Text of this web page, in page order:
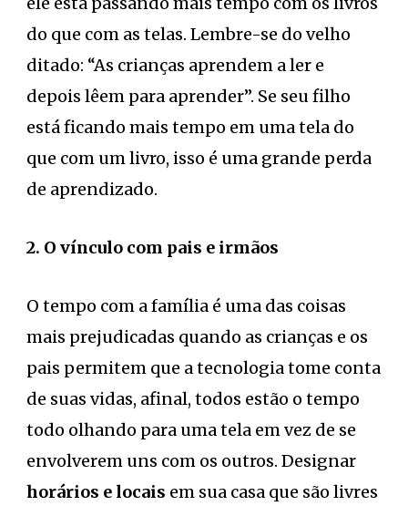
do que com as telas. Lembre-se do velho
ditado: “As crianças aprendem a ler e
depois lêem para aprender”. Se seu filho
está ficando mais tempo em uma tela do
que com um livro, isso é uma grande perda
de aprendizado.
2. O vínculo com pais e irmãos
O tempo com a família é uma das coisas
mais prejudicadas quando as crianças e os
pais permitem que a tecnologia tome conta
de suas vidas, afinal, todos estão o tempo
todo olhando para uma tela em vez de se
envolverem uns com os outros. Designar
horários e locais em sua casa que são livres